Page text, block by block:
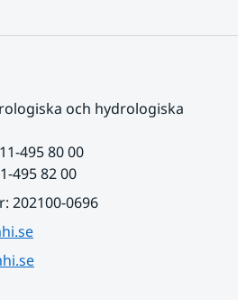
och hydrologiska
495 80 00
495 82 00
202100-0696